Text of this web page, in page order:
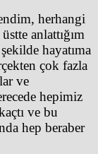
herhangi
anlattığım
hayatıma
çok fazla
ve
hepimiz
ve bu
hep beraber